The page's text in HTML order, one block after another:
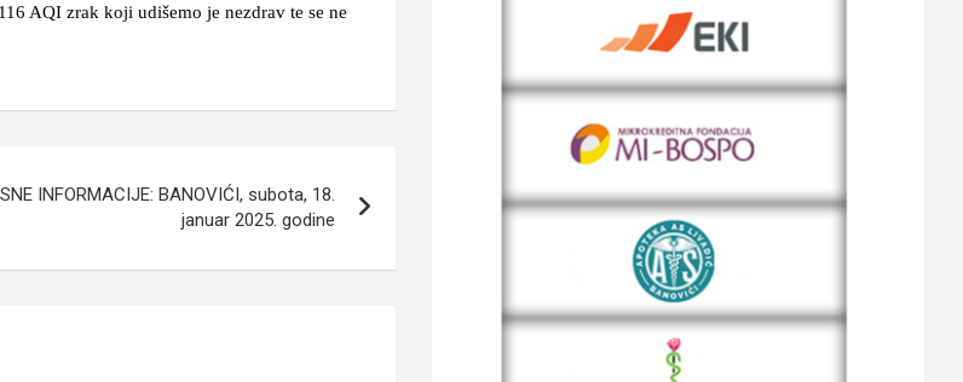
AQI zrak koji udišemo je nezdrav te se ne
INFORMACIJE: BANOVIĆI, subota, 18.
januar 2025. godine